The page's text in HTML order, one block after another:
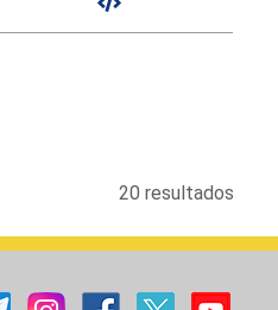
20 resultados